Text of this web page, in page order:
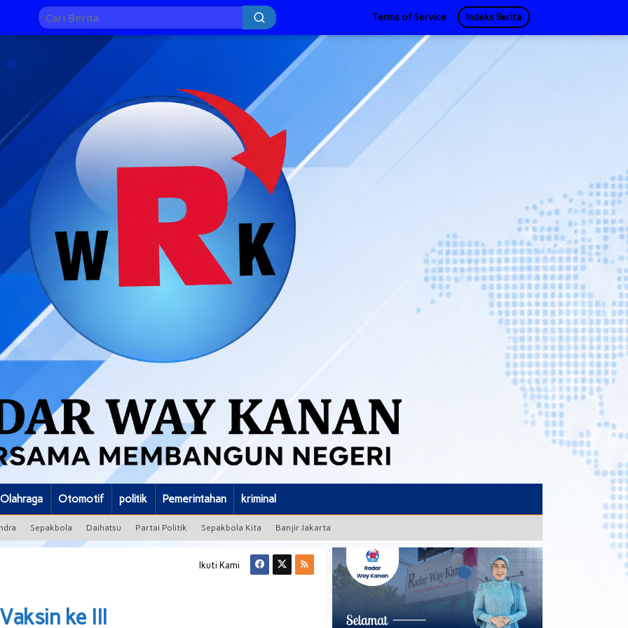
Terms of Service Indeks Berita
Olahraga Otomotif politik Pemerintahan kriminal
Sepakbola Daihatsu Partai Politik Sepakbola Kita Banjir Jakarta
Ikuti Kami
ke III